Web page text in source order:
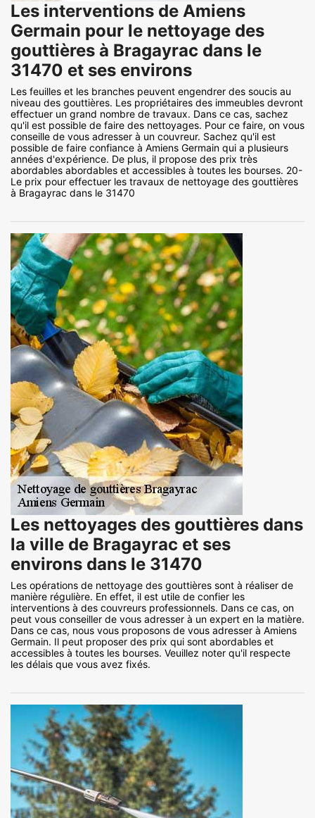
Les interventions de Amiens
Germain pour le nettoyage des
gouttières à Bragayrac dans le
31470 et ses environs
Les feuilles et les branches peuvent engendrer des soucis au
niveau des gouttières. Les propriétaires des immeubles devront
effectuer un grand nombre de travaux. Dans ce cas, sachez
qu'il est possible de faire des nettoyages. Pour ce faire, on vous
conseille de vous adresser à un couvreur. Sachez qu'il est
possible de faire confiance à Amiens Germain qui a plusieurs
années d'expérience. De plus, il propose des prix très
abordables abordables et accessibles à toutes les bourses. 20-
Le prix pour effectuer les travaux de nettoyage des gouttières
à Bragayrac dans le 31470
Les nettoyages des gouttières dans
la ville de Bragayrac et ses
environs dans le 31470
Les opérations de nettoyage des gouttières sont à réaliser de
manière régulière. En effet, il est utile de confier les
interventions à des couvreurs professionnels. Dans ce cas, on
peut vous conseiller de vous adresser à un expert en la matière.
Dans ce cas, nous vous proposons de vous adresser à Amiens
Germain. Il peut proposer des prix qui sont abordables et
accessibles à toutes les bourses. Veuillez noter qu'il respecte
les délais que vous avez fixés.